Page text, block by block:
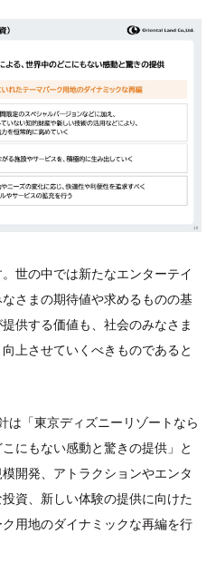
世の中では新たなエンターテイ
さまの期待値や求めるものの基
供する価値も、社会のみなさま
上させていくべきものであると
は「東京ディズニーリゾートなら
にもない感動と驚きの提供」と
開発、アトラクションやエンタ
資、新しい体験の提供に向けた
用地のダイナミックな再編を行